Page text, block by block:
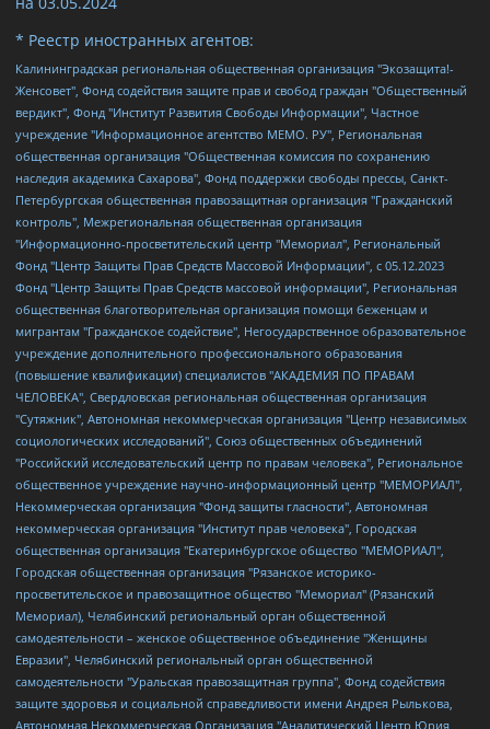
* Реестр иностранных агентов:
Калининградская региональная общественная организация "Экозащита!-Женсовет", Фонд содействия защите прав и свобод граждан "Общественный вердикт", Фонд "Институт Развития Свободы Информации", Частное учреждение "Информационное агентство МЕМО. РУ", Региональная общественная организация "Общественная комиссия по сохранению наследия академика Сахарова", Фонд поддержки свободы прессы, Санкт-Петербургская общественная правозащитная организация "Гражданский контроль", Межрегиональная общественная организация "Информационно-просветительский центр "Мемориал", Региональный Фонд "Центр Защиты Прав Средств Массовой Информации", с 05.12.2023 Фонд "Центр Защиты Прав Средств массовой информации", Региональная общественная благотворительная организация помощи беженцам и мигрантам "Гражданское содействие", Негосударственное образовательное учреждение дополнительного профессионального образования (повышение квалификации) специалистов "АКАДЕМИЯ ПО ПРАВАМ ЧЕЛОВЕКА", Свердловская региональная общественная организация "Сутяжник", Автономная некоммерческая организация "Центр независимых социологических исследований", Союз общественных объединений "Российский исследовательский центр по правам человека", Региональное общественное учреждение научно-информационный центр "МЕМОРИАЛ", Некоммерческая организация "Фонд защиты гласности", Автономная некоммерческая организация "Институт прав человека", Городская общественная организация "Екатеринбургское общество "МЕМОРИАЛ", Городская общественная организация "Рязанское историко-просветительское и правозащитное общество "Мемориал" (Рязанский Мемориал), Челябинский региональный орган общественной самодеятельности – женское общественное объединение "Женщины Евразии", Челябинский региональный орган общественной самодеятельности "Уральская правозащитная группа", Фонд содействия защите здоровья и социальной справедливости имени Андрея Рылькова, Автономная Некоммерческая Организация "Аналитический Центр Юрия Левады", Автономная некоммерческая организация социальной поддержки населения "Проект Апрель", Региональная общественная организация помощи женщинам и детям, находящимся в кризисной ситуации "Информационно-методический центр "Анна", Фонд содействия развитию массовых коммуникаций и правовому просвещению "Так-так-Так", Фонд содействия устойчивому развитию "Серебряная тайга", Свердловский региональный общественный фонд социальных проектов "Новое время", "Idel.Реалии", Кавказ.Реалии, Крым.Реалии, Телеканал Настоящее Время, Татаро-башкирская служба Радио Свобода (Azatliq Radiosi), Радио Свободная Европа/Радио Свобода (PCE/PC), "Сибирь.Реалии", "Фактограф", Благотворительный фонд помощи осужденным и их семьям, Автономная некоммерческая организация "Институт глобализации и социальных движений", Фонд "В защиту прав заключенных", Частное учреждение "Центр поддержки и содействия развитию средств массовой информации", Пензенский региональный общественный благотворительный фонд "Гражданский союз", "Север.Реалии", Некоммерческая организация Фонд "Правовая инициатива", Общество с ограниченной ответственностью "Радио Свободная Европа/Радио Свобода", Чешское информационное агентство "MEDIUM-ORIENT", Красноярская региональная общественная организация "Мы против СПИДа", Камалягин Денис Николаевич, Маркелов Сергей Евгеньевич, Пономарев Лев Александрович, Савицкая Людмила Алексеевна, Автономная некоммерческая организация "Центр по работе с проблемой насилия "НАСИЛИЮ.НЕТ", Межрегиональный профессиональный союз работников здравоохранения "Альянс врачей", Юридическое лицо, зарегистрированное в Латвийской Республике, SIA "Medusa Project" (регистрационный номер 40103797863, дата регистрации 10.06.2014), Некоммерческая организация "Фонд по борьбе с коррупцией", Автономная некоммерческая организация "Институт права и публичной политики", Баданин Роман Сергеевич, Гликин Максим Александрович, Железнова Мария Михайловна, Лукьянова Юлия Сергеевна, Маетная Елизавета Витальевна, Маняхин Петр Борисович, Чуракова Ольга Владимировна, Ярош Юлия Петровна, Юридическое лицо "The Insider SIA", зарегистрированное в Риге, Латвийская Республика (дата регистрации 26.06.2015), являющееся администратором доменного имени интернет-издания "The Insider SIA", https://theins.ru, Постернак Алексей Евгеньевич, Рубин Михаил Аркадьевич, Анин Роман Александрович, Юридическое лицо Istories fonds, зарегистрированное в Латвийской Республике (регистрационный номер 50008295751, дата регистрации 24.02.2020), Великовский Дмитрий Александрович, Долинина Ирина Николаевна, Мароховская Алеся Алексеевна, Шлейнов Роман Юрьевич, Шмагун Олеся Валентиновна, Общество с ограниченной ответственностью "Альтаир 2021", Общество с ограниченной ответственностью "Вега 2021", Общество с ограниченной ответственностью "Главный редактор 2021", Общество с ограниченной ответственностью "Ромашки монолит", Важенков Артем Валерьевич, Ивановская областная общественная организация "Центр гендерных исследований", Гурман Юрий Альбертович, Медиапроект "ОВД-Инфо", Егоров Владимир Владимирович, Жилинский Владимир Александрович, Общество с ограниченной ответственностью "ЗП", Иванова София Юрьевна, Карезина Инна Павловна, Кильтау Екатерина Викторовна, Петров Алексей Викторович, Пискунов Сергей Евгеньевич, Смирнов Сергей Сергеевич, Тихонов Михаил Сергеевич, Общество с ограниченной ответственностью "ЖУРНАЛИСТ-ИНОСТРАННЫЙ АГЕНТ", Арапова Галина Юрьевна, Вольтская Татьяна Анатольевна, Американская компания "Mason G.E.S. Anonymous Foundation" (США), являющаяся владельцем интернет-издания https://mnews.world/, Компания "Stichting Bellingcat", зарегистрированная в Нидерландах (дата регистрации 11.07.2018), Захаров Андрей Вячеславович, Клепиковская Екатерина Дмитриевна, Общество с ограниченной ответственностью "МЕМО", Перл Роман Александрович, Симонов Евгений Алексеевич, Соловьева Елена Анатольевна, Сотников Даниил Владимирович, Сурначева Елизавета Дмитриевна, Автономная некоммерческая организация по защите прав человека и информированию населения "Якутия – Наше Мнение", Общество с ограниченной ответственностью "Москоу диджитал медиа", с 26.01.2023 Общество с ограниченной ответственностью "Чайка Белые сады", Ветошкина Валерия Валерьевна, Заговора Максим Александрович, Межрегиональное общественное движение "Российская ЛГБТ - сеть", Оленичев Максим Владимирович, Павлов Иван Юрьевич, Скворцова Елена Сергеевна, Общество с ограниченной ответственностью "Как бы инагент", Кочетков Игорь Викторович, Общество с ограниченной ответственностью "Честные выборы", Еланчик Олег Александрович, Общество с ограниченной ответственностью "Нобелевский призыв", Гималова Регина Эмилевна, Григорьев Андрей Валерьевич, Григорьева Алина Александровна, Ассоциация по содействию защите прав призывников, альтернативнослужащих и военнослужащих "Правозащитная группа "Гражданин.Армия.Право", Хисамова Регина Фаритовна, Автономная некоммерческая организация по реализации социально-правовых программ "Лилит", Дальневосточное общественное движение "Маяк", Санкт-Петербургская ЛГБТ-инициативная группа "Выход", Инициативная группа ЛГБТ+ "Реверс", Алексеев Андрей Викторович, Бекбулатова Таисия Львовна, Беляев Иван Михайлович, Владыкина Елена Сергеевна, Гельман Марат Александрович, Никульшина Вероника Юрьевна, Толоконникова Надежда Андреевна, Шендерович Виктор Анатольевич, Общество с ограниченной ответственностью "Данное сообщение", Общество с ограниченной ответственностью Издательский дом "Новая глава", Айнбиндер Александра Александровна, Московский комьюнити-центр для ЛГБТ+инициатив, Благотворительный фонд развития филантропии, Deutsche Welle (Германия, Kurt-Schumacher-Strasse 3, 53113 Bonn), Борзунова Мария Михайловна, Воробьев Виктор Викторович, Голубева Анна Львовна, Константинова Алла Михайловна, Малкова Ирина Владимировна, Мурадов Мурад Абдулгалимович, Осетинская Елизавета Николаевна, Понасенков Евгений Николаевич, Ганапольский Матвей Юрьевич, Киселев Евгений Алексеевич, Борухович Ирина Григорьевна, Дремин Иван Тимофеевич, Дубровский Дмитрий Викторович, Красноярская региональная общественная организация поддержки и развития альтернативных образовательных технологий и межкультурных коммуникаций "ИНТЕРРА", Маяковская Екатерина Алексеевна, Фейгин Марк Захарович, Филимонов Андрей Викторович, Дзугкоева Регина Николаевна, Доброхотов Роман Александрович, Дудь Юрий Александрович, Елкин Сергей Владимирович, Кругликов Кирилл Игоревич, Сабунаева Мария Леонидовна, Семенов Алексей Владимирович, Шаинян Карен Багратович, Шульман Екатерина Михайловна, Асафьев Артур Валерьевич, Вахштайн Виктор Семенович, Венедиктов Алексей Алексеевич, Лушникова Екатерина Евгеньевна, Волков Леонид Михайлович, Невзоров Александр Глебович, Пархоменко Сергей Борисович, Сироткин Ярослав Николаевич, Кара-Мурза Владимир Владимирович, Баранова Наталья Владимировна, Гозман Леонид Яковлевич, Кагарлицкий Борис Юльевич, Климарев Михаил Валерьевич, Милов Владимир Станиславович, Автономная некоммерческая организация Краснодарский центр современного искусства "Типография", Моргенштерн Алишер Тагирович, Соболь Любовь Эдуардовна, Общество с ограниченной ответственностью "ЛИЗА НОРМ", Каспаров Гарри Кимович, Ходорковский Михаил Борисович, Общество с ограниченной ответственностью "Апрельские тезисы", Данилович Ирина Брониславовна, Кашин Олег Владимирович, Петров Николай Владимирович, Пивоваров Алексей Владимирович, Соколов Михаил Владимирович, Цветкова Юлия Владимировна, Чичваркин Евгений Александрович, Комитет против пыток/Команда против пыток, Общество с ограниченной ответственностью "Первый научный", Общество с ограниченной ответственностью "Вертолет и ко", Белоцерковская Вероника Борисовна, Кац Максим Евгеньевич, Лазарева Татьяна Юрьевна, Шаведдинов Руслан Табризович, Яшин Илья Валерьевич, Общество с ограниченной ответственностью "Иноагент ААВ", Алешковский Дмитрий Петрович, Альбац Евгения Марковна, Быков Дмитрий Львович, Галямина Юлия Евгеньевна, Лойко Сергей Леонидович, Мартынов Кирилл Константинович, Медведев Сергей Александрович, Крашенинников Федор Геннадиевич, Гордеева Катерина Вл